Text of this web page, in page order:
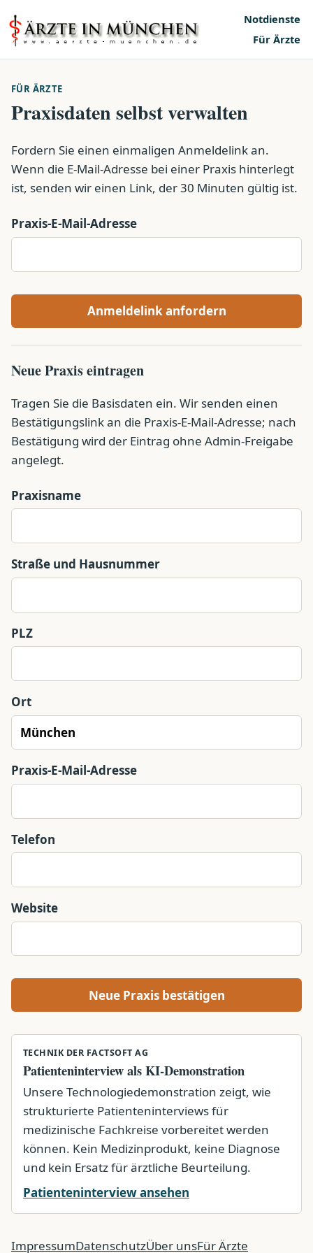
Notdienste
Für Ärzte
FÜR ÄRZTE
Praxisdaten selbst verwalten
Fordern Sie einen einmaligen Anmeldelink an.
Wenn die E-Mail-Adresse bei einer Praxis hinterlegt
ist, senden wir einen Link, der 30 Minuten gültig ist.
Praxis-E-Mail-Adresse
Anmeldelink anfordern
Neue Praxis eintragen
Tragen Sie die Basisdaten ein. Wir senden einen
Bestätigungslink an die Praxis-E-Mail-Adresse; nach
Bestätigung wird der Eintrag ohne Admin-Freigabe
angelegt.
Praxisname
Straße und Hausnummer
PLZ
Ort
Praxis-E-Mail-Adresse
Telefon
Website
Neue Praxis bestätigen
TECHNIK DER FACTSOFT AG
Patienteninterview als KI-Demonstration
Unsere Technologiedemonstration zeigt, wie
strukturierte Patienteninterviews für
medizinische Fachkreise vorbereitet werden
können. Kein Medizinprodukt, keine Diagnose
und kein Ersatz für ärztliche Beurteilung.
Patienteninterview ansehen
ImpressumDatenschutzÜber unsFür Ärzte